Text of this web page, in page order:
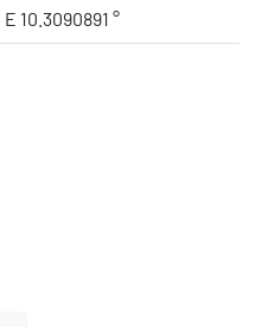
E 10.3090891 °